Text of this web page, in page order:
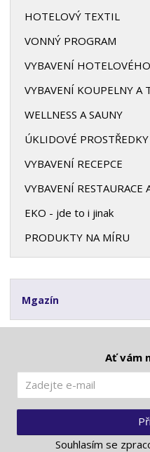
HOTELOVÝ TEXTIL
VONNÝ PROGRAM
VYBAVENÍ
VYBAVENÍ KOUPELNY A
WELLNESS A SAUNY
ÚKLIDOVÉ PROSTŘEDKY
VYBAVENÍ RECEPCE
VYBAVENÍ RESTAURACE
EKO - jde to i jinak
PRODUKTY NA MÍRU
Mgazín
Ať vám
Souhlasím se